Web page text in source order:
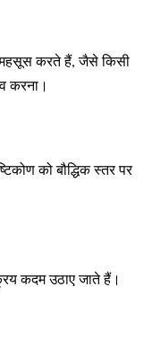
करते हैं, जैसे किसी
करना।
को बौद्धिक स्तर पर
कदम उठाए जाते हैं।